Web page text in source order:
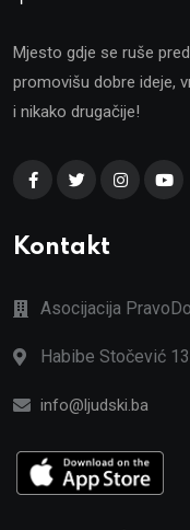
Mjesto gdje se ruše
promovišu dobre ideje,
i nikako drugačije!
Kontakt
Asocijacija
Habibe Stočević
info@ljudski.ba